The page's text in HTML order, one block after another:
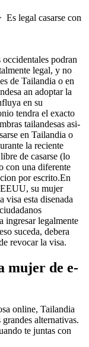
Es legal casarse con
podran
legal, y no
de Tailandia o en
an adoptar la
en su
tendra el exacto
tailandesas asi­
en Tailandia o
la reciente
de casarse (lo
con una diferente
por escrito.En
su mujer
visa esta disenada
ingresar legalmente
suceda, debera
revocar la visa.
mujer de e-
online, Tailandia
alternativas.
te juntas con